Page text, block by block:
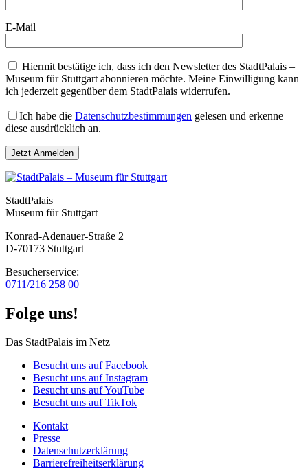
E-Mail
Hiermit bestätige ich, dass ich den Newsletter des StadtPalais –
Museum für Stuttgart abonnieren möchte. Meine Einwilligung kann
ich jederzeit gegenüber dem StadtPalais widerrufen.
Ich habe die Datenschutzbestimmungen gelesen und erkenne
diese ausdrücklich an.
StadtPalais
Museum für Stuttgart
Konrad-Adenauer-Straße 2
D-70173 Stuttgart
Besucherservice:
0711/216 258 00
Folge uns!
Das StadtPalais im Netz
Besucht uns auf Facebook
Besucht uns auf Instagram
Besucht uns auf YouTube
Besucht uns auf TikTok
Kontakt
Presse
Datenschutz­erklärung
Barrierefreiheitserklärung